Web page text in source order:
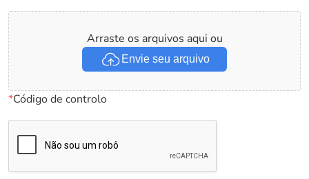
Arraste os arquivos aqui ou
Envie seu arquivo
*Código de controlo